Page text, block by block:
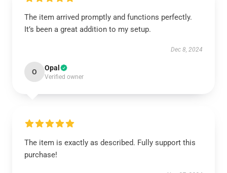
The item arrived promptly and functions perfectly.
It’s been a great addition to my setup.
Dec 8, 2024
O Opal
Verified owner
The item is exactly as described. Fully support this
purchase!